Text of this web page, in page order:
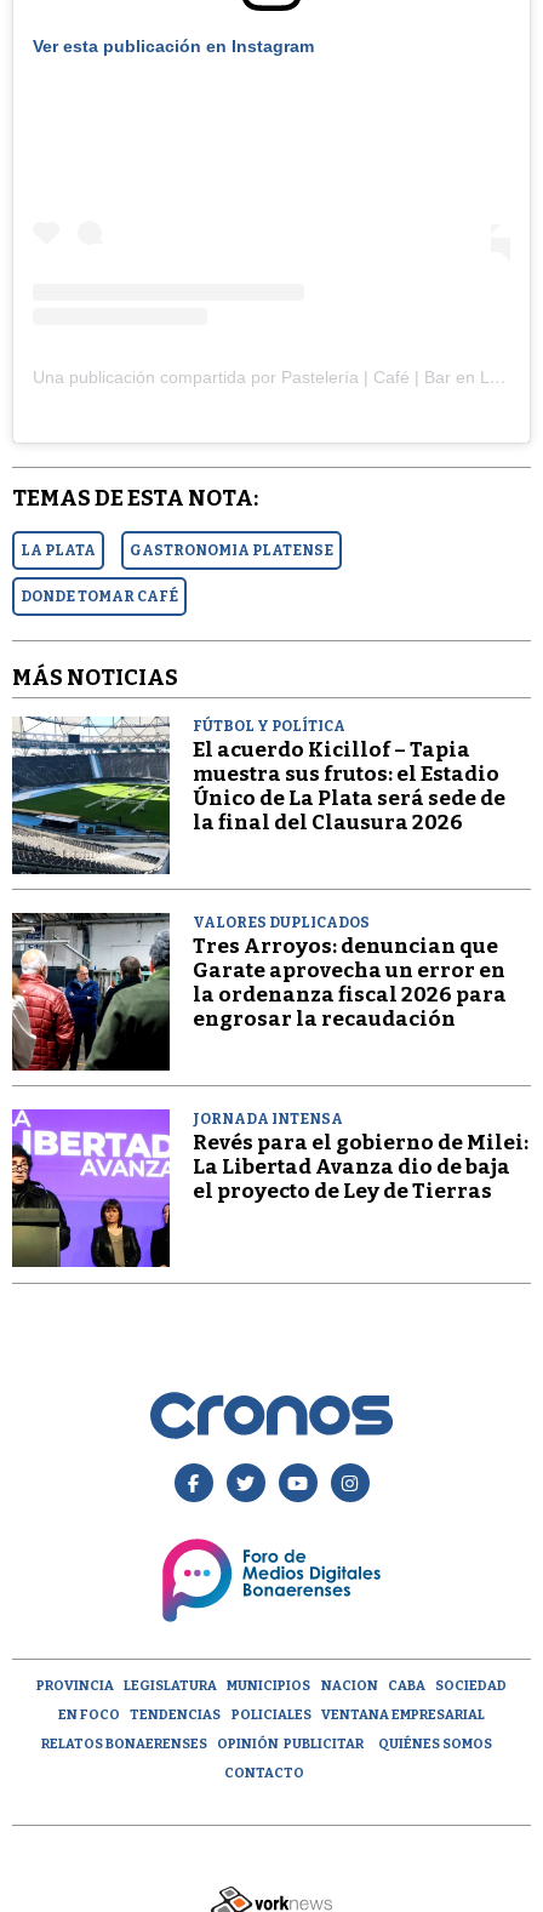
Ver esta publicación en Instagram
Una publicación compartida por Pastelería | Café | Bar en La Plata (@vacapurpura.lp)
TEMAS DE ESTA NOTA:
LA PLATA GASTRONOMIA PLATENSE
DONDE TOMAR CAFÉ
MÁS NOTICIAS
FÚTBOL Y POLÍTICA
El acuerdo Kicillof – Tapia
muestra sus frutos: el Estadio
Único de La Plata será sede de
la final del Clausura 2026
VALORES DUPLICADOS
Tres Arroyos: denuncian que
Garate aprovecha un error en
la ordenanza fiscal 2026 para
engrosar la recaudación
JORNADA INTENSA
Revés para el gobierno de Milei:
La Libertad Avanza dio de baja
el proyecto de Ley de Tierras
PROVINCIA LEGISLATURA MUNICIPIOS NACION CABA
SOCIEDAD
EN FOCO
TENDENCIAS POLICIALES
VENTANA EMPRESARIAL
RELATOS BONAERENSES
OPINIÓN PUBLICITAR
QUIÉNES SOMOS
CONTACTO